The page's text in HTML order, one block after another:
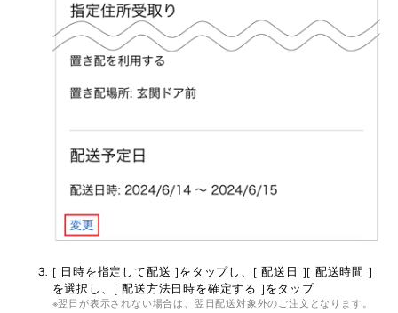
[ 日時を指定して配送 ]をタップし、[ 配送日 ][ 配送時間 ]
を選択し、[ 配送方法日時を確定する ]をタップ
翌日が表示されない場合は、翌日配送対象外のご注文となります。